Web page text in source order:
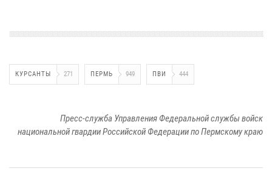
КУРСАНТЫ 271 ПЕРМЬ 949 ПВИ 444
Пресс-служба Управления Федеральной службы войск
национальной гвардии Российской Федерации по Пермскому краю